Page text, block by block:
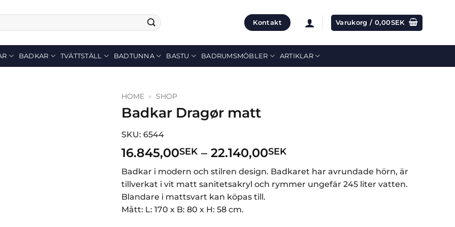
Kontakt Varukorg / 0,00SEK
BADKAR TVÄTTSTÄLL BADTUNNA BASTU BADRUMSMÖBLER ARTIKLAR
HOME » SHOP
Badkar Dragør matt
SKU: 6544
16.845,00SEK – 22.140,00SEKPrisintervall:
16.845,00
SEK
till
Badkar i modern och stilren design. Badkaret har avrundade hörn, är
tillverkat i vit matt sanitetsakryl och rymmer ungefär 245 liter vatten.
Blandare i mattsvart kan köpas till.
Mått: L: 170 x B: 80 x H: 58 cm.